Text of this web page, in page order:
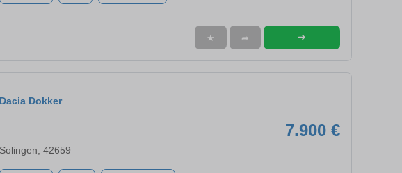
★ ➦ ➜
Dacia Dokker
7.900 €
Solingen, 42659